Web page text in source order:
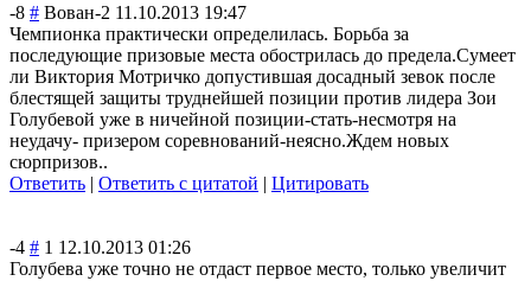
-8 # Вован-2 11.10.2013 19:47
Чемпионка практически определилась. Борьба за
последующие призовые места обострилась до предела.Сумеет
ли Виктория Мотричко допустившая досадный зевок после
блестящей защиты труднейшей позиции против лидера Зои
Голубевой уже в ничейной позиции-стать-несмотря на
неудачу- призером соревнований-неясно.Ждем новых
сюрпризов..
Ответить | Ответить с цитатой | Цитировать
-4 # 1 12.10.2013 01:26
Голубева уже точно не отдаст первое место, только увеличит